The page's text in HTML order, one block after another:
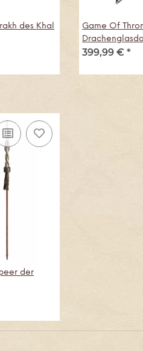
des Khal
Game Of
Nachtwache
399,99 € *
der